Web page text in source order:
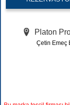
Platon
Çetin Emeç